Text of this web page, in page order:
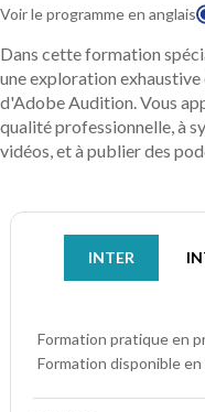
Voir le programme en anglais
Dans cette formation
une exploration
d'Adobe Audition. Vous
qualité professionnelle, à
vidéos, et à publier des
INTER
Formation pratique en
Formation disponible en